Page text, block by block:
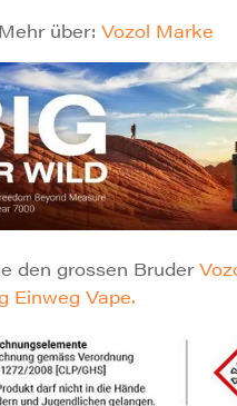
über: Vozol Marke
den grossen Bruder
Einweg Vape.